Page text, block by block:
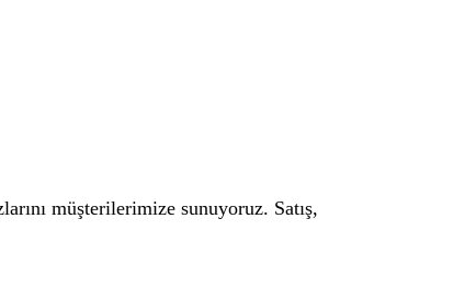
müşterilerimize sunuyoruz. Satış,